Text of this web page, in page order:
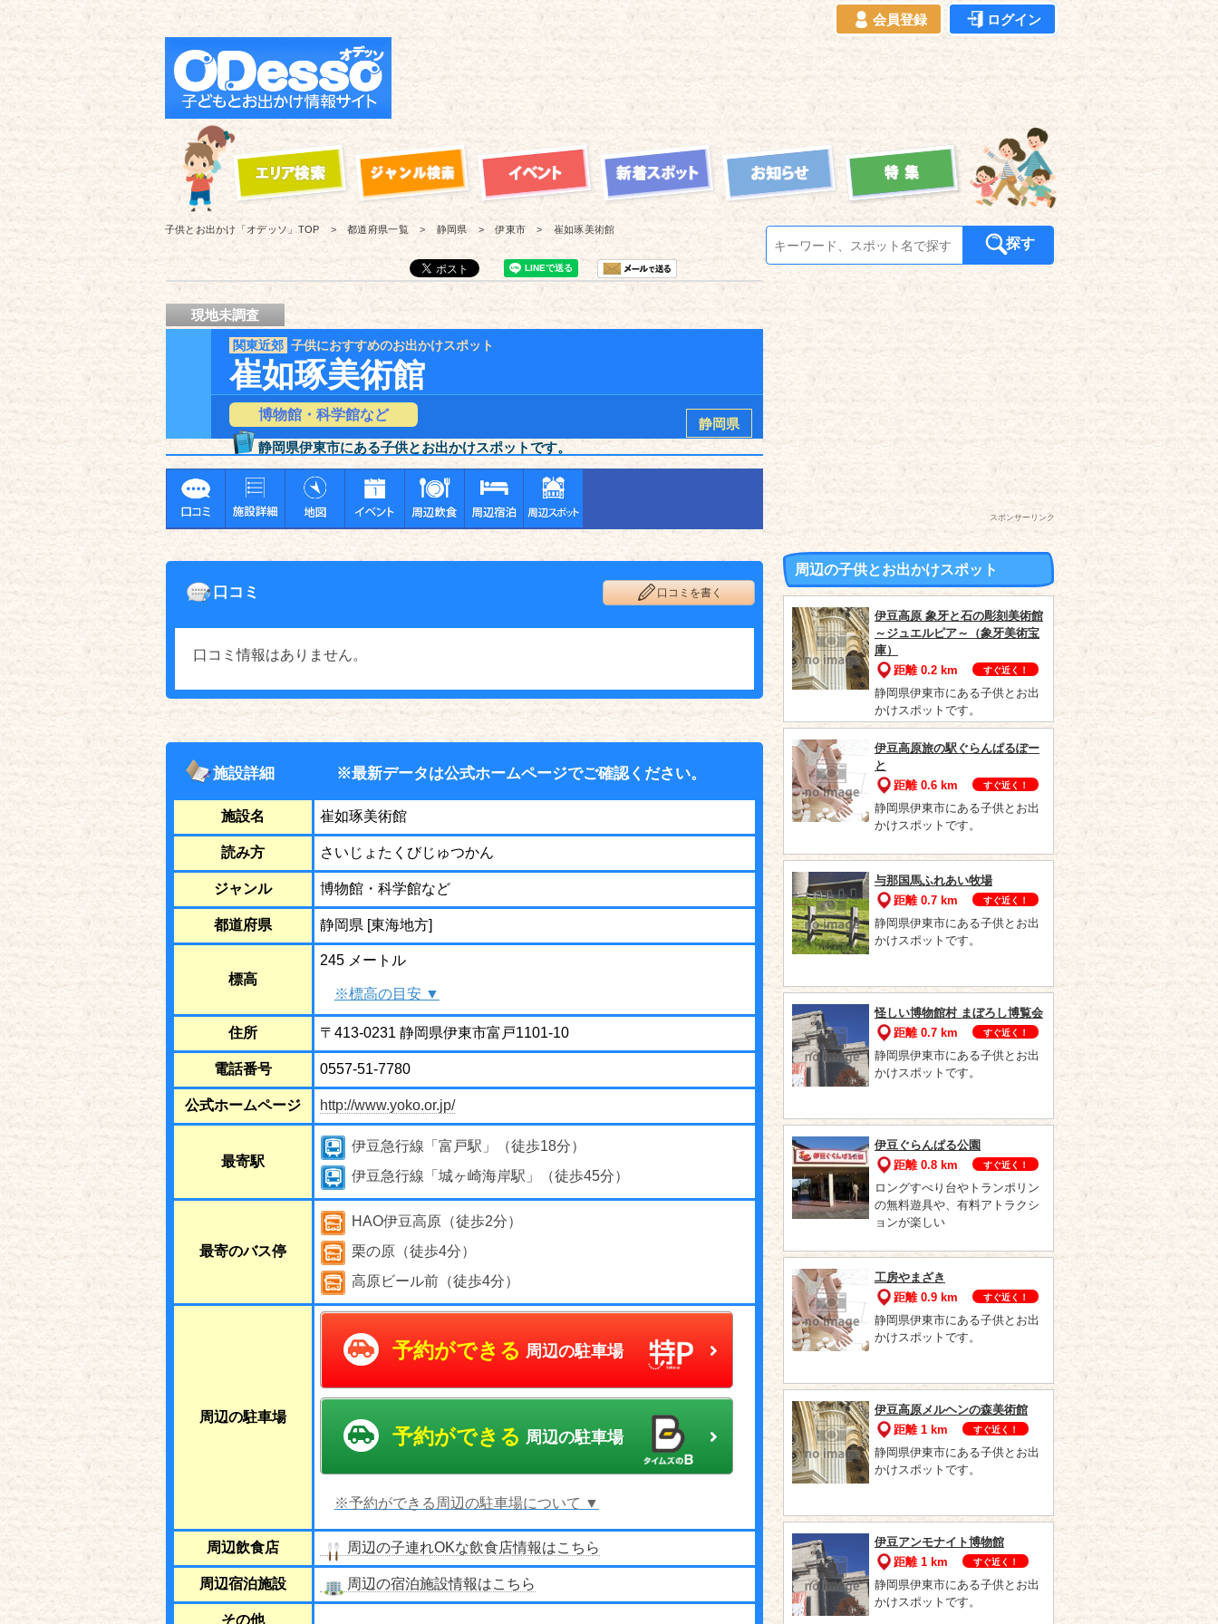
会員登録 ログイン
子供とお出かけ「オデッソ」 TOP 都道府県一覧 静岡県 伊東市 崔如琢美術館
探す
現地未調査
関東近郊 子供におすすめのお出かけスポット
崔如琢美術館
博物館・科学館など
静岡県
静岡県伊東市にある子供とお出かけスポットです。
口コミ 口コミを書く
口コミ情報はありません。
施設詳細 ※最新データは公式ホームページでご確認ください。
施設名 崔如琢美術館
読み方 さいじょたくびじゅつかん
ジャンル 博物館・科学館など
都道府県 静岡県 [東海地方]
標高
245 メートル
※標高の目安 ▼
住所 〒413-0231 静岡県伊東市富戸1101-10
電話番号 0557-51-7780
公式ホームページ http://www.yoko.or.jp/
最寄駅
伊豆急行線「富戸駅」（徒歩18分）
伊豆急行線「城ヶ崎海岸駅」（徒歩45分）
最寄のバス停
HAO伊豆高原（徒歩2分）
栗の原（徒歩4分）
高原ビール前（徒歩4分）
周辺の駐車場
予約ができる 周辺の駐車場
予約ができる 周辺の駐車場
※予約ができる周辺の駐車場について ▼
周辺飲食店 周辺の子連れOKな飲食店情報はこちら
周辺宿泊施設 周辺の宿泊施設情報はこちら
その他
スポンサーリンク
周辺の子供とお出かけスポット
伊豆高原 象牙と石の彫刻美術館
～ジュエルピア～（象牙美術宝
庫）
距離 0.2 km
すぐ近く！
静岡県伊東市にある子供とお出
かけスポットです。
伊豆高原旅の駅ぐらんぱるぽー
と
距離 0.6 km
すぐ近く！
静岡県伊東市にある子供とお出
かけスポットです。
与那国馬ふれあい牧場
距離 0.7 km
すぐ近く！
静岡県伊東市にある子供とお出
かけスポットです。
怪しい博物館村 まぼろし博覧会
距離 0.7 km
すぐ近く！
静岡県伊東市にある子供とお出
かけスポットです。
伊豆ぐらんぱる公園
距離 0.8 km
すぐ近く！
ロングすべり台やトランポリン
の無料遊具や、有料アトラクシ
ョンが楽しい
工房やまざき
距離 0.9 km
すぐ近く！
静岡県伊東市にある子供とお出
かけスポットです。
伊豆高原メルヘンの森美術館
距離 1 km
すぐ近く！
静岡県伊東市にある子供とお出
かけスポットです。
伊豆アンモナイト博物館
距離 1 km
すぐ近く！
静岡県伊東市にある子供とお出
かけスポットです。